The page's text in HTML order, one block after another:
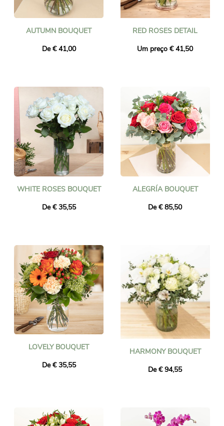
AUTUMN BOUQUET
De € 41,00
RED ROSES DETAIL
Um preço € 41,50
WHITE ROSES BOUQUET
De € 35,55
ALEGRÍA BOUQUET
De € 85,50
LOVELY BOUQUET
De € 35,55
HARMONY BOUQUET
De € 94,55